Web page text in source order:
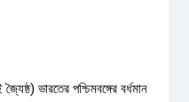
ভারতের পশ্চিমবঙ্গের বর্ধমান